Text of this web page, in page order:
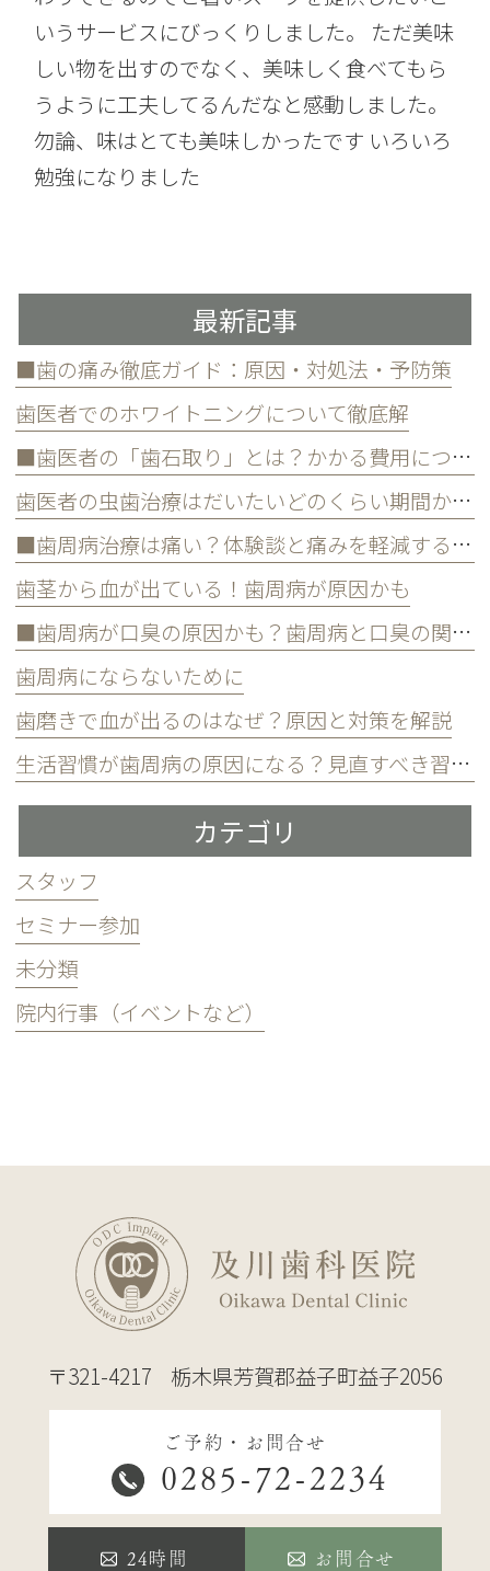
いうサービスにびっくりしました。 ただ美味
しい物を出すのでなく、美味しく食べてもら
うように工夫してるんだなと感動しました。
勿論、味はとても美味しかったです いろいろ
勉強になりました
最新記事
■歯の痛み徹底ガイド：原因・対処法・予防策
歯医者でのホワイトニングについて徹底解
■歯医者の「歯石取り」とは？かかる費用について
歯医者の虫歯治療はだいたいどのくらい期間かかる？
■歯周病治療は痛い？体験談と痛みを軽減する方法
歯茎から血が出ている！歯周病が原因かも
■歯周病が口臭の原因かも？歯周病と口臭の関係について
歯周病にならないために
歯磨きで血が出るのはなぜ？原因と対策を解説
生活習慣が歯周病の原因になる？見直すべき習慣とは？
カテゴリ
スタッフ
セミナー参加
未分類
院内行事（イベントなど）
〒321-4217 栃木県芳賀郡益子町益子2056
ご予約・お問合せ
0285-72-2234
24時間 お問合せ